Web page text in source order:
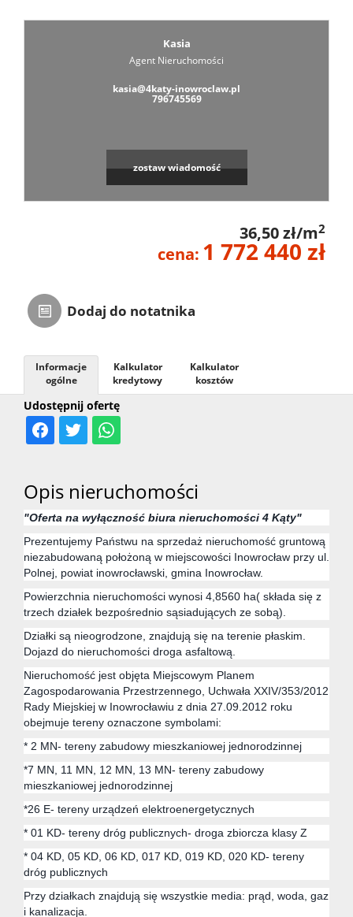
Kasia
Agent Nieruchomości
kasia@4katy-inowroclaw.pl
796745569
zostaw wiadomość
36,50 zł/m2
cena: 1 772 440 zł
Dodaj do notatnika
Udostępnij ofertę
Informacje
ogólne
Kalkulator
kredytowy
Kalkulator
kosztów
Opis nieruchomości
"Oferta na wyłączność biura nieruchomości 4 Kąty"
Prezentujemy Państwu na sprzedaż nieruchomość gruntową
niezabudowaną położoną w miejscowości Inowrocław przy ul.
Polnej, powiat inowrocławski, gmina Inowrocław.
Powierzchnia nieruchomości wynosi 4,8560 ha( składa się z
trzech działek bezpośrednio sąsiadujących ze sobą).
Działki są nieogrodzone, znajdują się na terenie płaskim.
Dojazd do nieruchomości droga asfaltową.
Nieruchomość jest objęta Miejscowym Planem
Zagospodarowania Przestrzennego, Uchwała XXIV/353/2012
Rady Miejskiej w Inowrocławiu z dnia 27.09.2012 roku
obejmuje tereny oznaczone symbolami:
* 2 MN- tereny zabudowy mieszkaniowej jednorodzinnej
*7 MN, 11 MN, 12 MN, 13 MN- tereny zabudowy
mieszkaniowej jednorodzinnej
*26 E- tereny urządzeń elektroenergetycznych
* 01 KD- tereny dróg publicznych- droga zbiorcza klasy Z
* 04 KD, 05 KD, 06 KD, 017 KD, 019 KD, 020 KD- tereny
dróg publicznych
Przy działkach znajdują się wszystkie media: prąd, woda, gaz
i kanalizacja.